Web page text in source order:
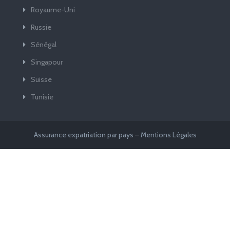
Royaume-Uni
Russie
Sénégal
Singapour
Suisse
Tunisie
Assurance expatriation par pays – Mentions Légales